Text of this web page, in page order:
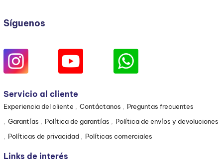
Síguenos
Servicio al cliente
Experiencia del cliente Contáctanos
Preguntas frecuentes
Garantías
Política de garantías
Política de envíos y devoluciones
Políticas de privacidad
Políticas comerciales
Links de interés